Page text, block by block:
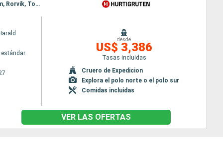
Itinerario : Bergen, Floro, Maloy, Torvik, Alesund, Geiranger, Molde, Maloy, Kristiansund, Trondheim, Rorvik, Torvik, Bronnoysund, Sandnessjoen, Nesna (pasaje círculo polar), Ornes, Bodo, Stamsund, Svolvaer, Alesund, Stokmarknes, sortland, Risoyhamn, Harstad, Finnsnes, Tromso, Skjervoy, Geiranger, Oksfjord, Hammerfest, Havoysund, Honningsvag, Kjollefjord, Mehamn, Berlevag, Alesund, Batsfjord, Vardo, Vadso, Kirkenes, Berlevag, Molde, Mehamn, Kjollefjord, Honningsvag, Havoysund, Hammerfest, Oksfjord, Skjervoy, Tromso, Kristiansund, Finnsnes, Harstad, Risoyhamn, sortland, Stokmarknes, Svolvaer, Stamsund, Trondheim, Bodo, Ornes, Nesna (pasaje círculo polar), Sandnessjoen, Bronnoysund, Rorvik, Trondheim, Bronnoysund, Sandnessjoen, Nesna (pasaje círculo polar), Ornes, Bodo, Stamsund, Svolvaer, Stokmarknes, sortland, Risoyhamn, Harstad, Finnsnes, Tromso, Skjervoy, Oksfjord, Hammerfest, Havoysund, Honningsvag, Kjollefjord, Mehamn, Berlevag, Batsfjord, Vardo, Vadso, Kirkenes, Vardo, Batsfjord, Berlevag, Mehamn, Kjollefjord, Honningsvag, Havoysund, Hammerfest, Oksfjord, Skjervoy, Tromso, Finnsnes, Harstad, Risoyhamn, sortland, Stokmarknes, Svolvaer, Stamsund, Bodo, Ornes, Nesna (pasaje círculo polar), Sandnessjoen, Bronnoysund, Rorvik, Trondheim
desde
US$ 3,386
Tasas incluidas
Cruero de Expedicion
Explora el polo norte o el polo sur
Comidas incluidas
VER LAS OFERTAS